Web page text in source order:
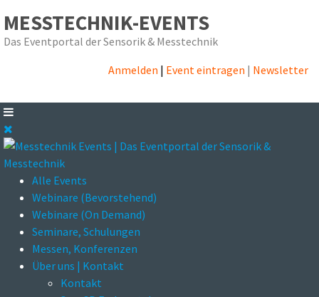
MESSTECHNIK-EVENTS
Das Eventportal der Sensorik & Messtechnik
Anmelden | Event eintragen | Newsletter
Alle Events
Webinare (Bevorstehend)
Webinare (On Demand)
Seminare, Schulungen
Messen, Konferenzen
Über uns | Kontakt
Kontakt